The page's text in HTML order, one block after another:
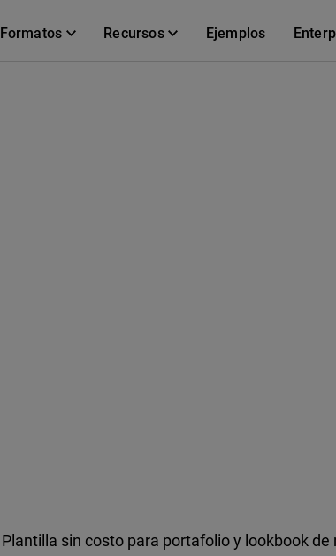
Formatos Recursos Ejemplos
Plantilla sin costo para portafolio y lookbook de